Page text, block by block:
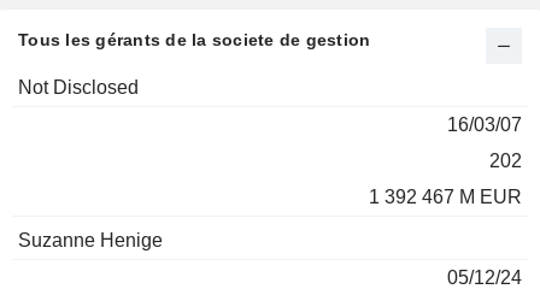
Tous les gérants de la societe de gestion
Not Disclosed
16/03/07
202
1 392 467 M EUR
Suzanne Henige
05/12/24